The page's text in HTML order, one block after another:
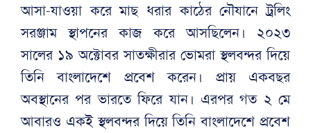
আসা-যাওয়া করে মাছ ধরার কাঠের নৌযানে ট্রলিং
সরঞ্জাম স্থাপনের কাজ করে আসছিলেন। ২০২৩
সালের ১৯ অক্টোবর সাতক্ষীরার ভোমরা স্থলবন্দর দিয়ে
তিনি বাংলাদেশে প্রবেশ করেন। প্রায় একবছর
অবস্থানের পর ভারতে ফিরে যান। এরপর গত ২ মে
আবারও একই স্থলবন্দর দিয়ে তিনি বাংলাদেশে প্রবেশ